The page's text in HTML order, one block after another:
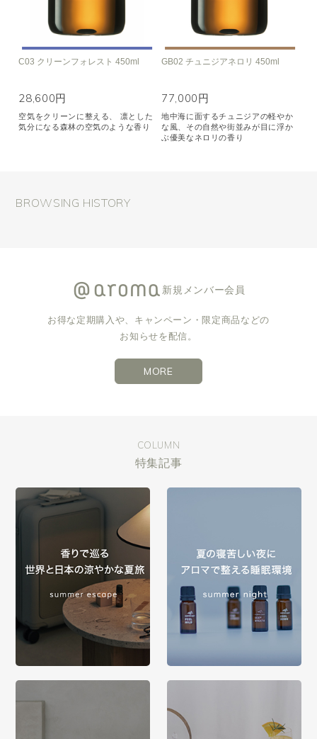
C03 クリーンフォレスト 450ml
28,600円
空気をクリーンに整える、 凛とした
気分になる森林の空気のような香り
GB02 チュニジアネロリ 450ml
77,000円
地中海に面するチュニジアの軽やか
な風、その自然や街並みが目に浮か
ぶ優美なネロリの香り
BROWSING HISTORY
新規メンバー会員
お得な定期購入や、キャンペーン・限定商品などの
お知らせを配信。
MORE
COLUMN
特集記事